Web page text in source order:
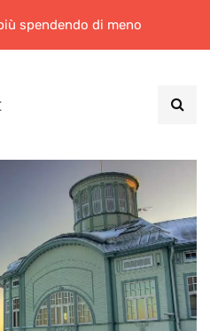
spendendo di meno